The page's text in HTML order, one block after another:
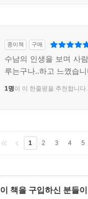
종이책 구매
수남의 인생을 보며 사
루는구나..하고 느꼈습
1명이 이 한줄평을 추천합니다.
1 2 3 4 5
이 책을 구입하신 분들